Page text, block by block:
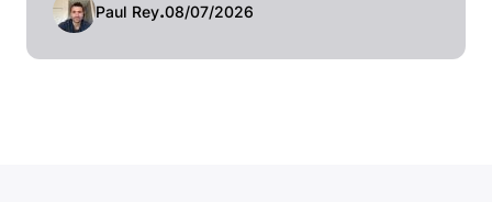
Paul Rey.08/07/2026